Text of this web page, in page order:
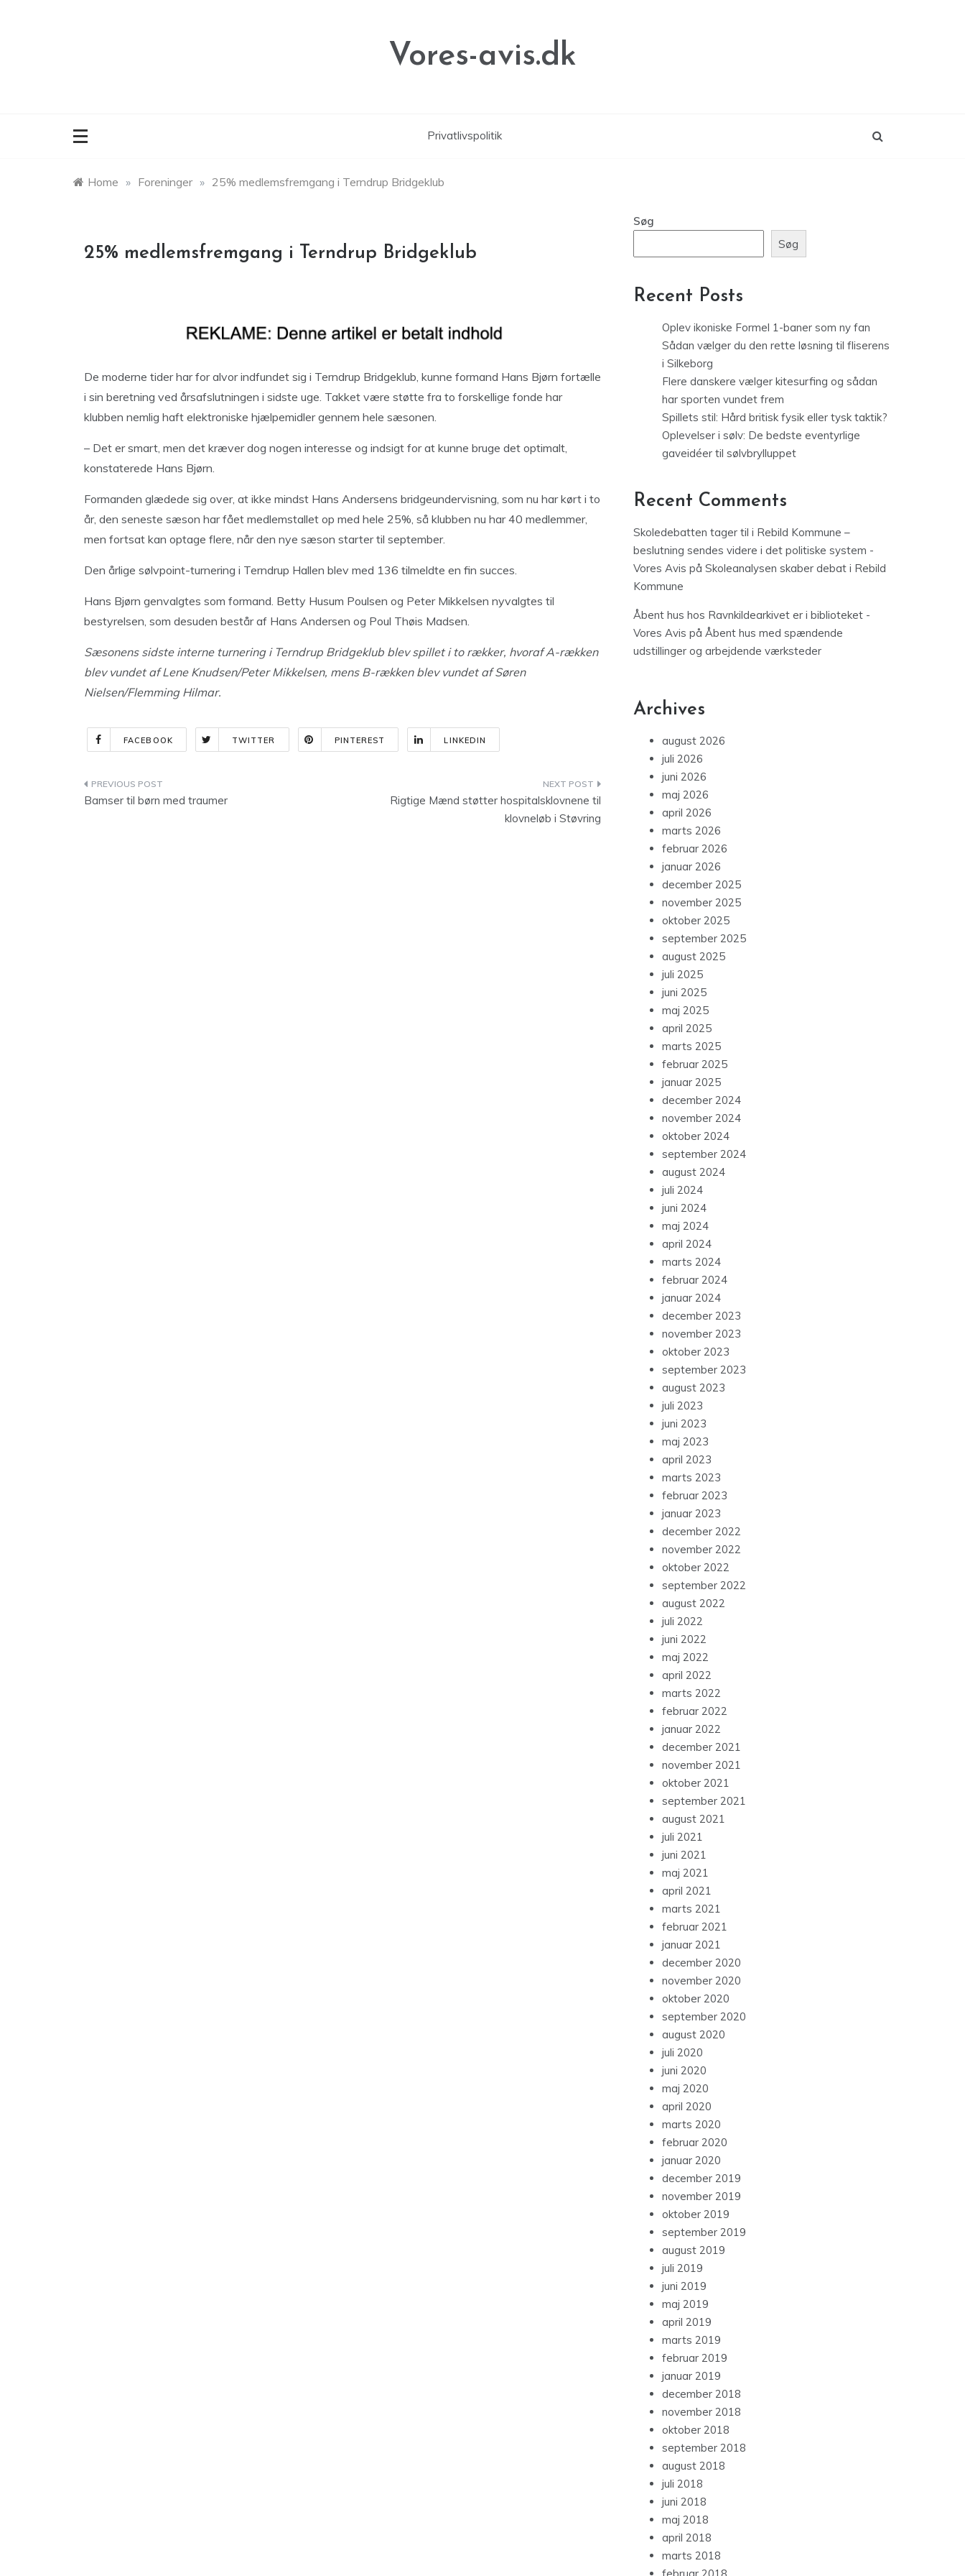
Vores-avis.dk
Privatlivspolitik
Home » Foreninger » 25% medlemsfremgang i Terndrup Bridgeklub
25% medlemsfremgang i Terndrup Bridgeklub
De moderne tider har for alvor indfundet sig i Terndrup Bridgeklub, kunne formand Hans Bjørn fortælle
i sin beretning ved årsafslutningen i sidste uge. Takket være støtte fra to forskellige fonde har
klubben nemlig haft elektroniske hjælpemidler gennem hele sæsonen.
– Det er smart, men det kræver dog nogen interesse og indsigt for at kunne bruge det optimalt,
konstaterede Hans Bjørn.
Formanden glædede sig over, at ikke mindst Hans Andersens bridgeundervisning, som nu har kørt i to
år, den seneste sæson har fået medlemstallet op med hele 25%, så klubben nu har 40 medlemmer,
men fortsat kan optage flere, når den nye sæson starter til september.
Den årlige sølvpoint-turnering i Terndrup Hallen blev med 136 tilmeldte en fin succes.
Hans Bjørn genvalgtes som formand. Betty Husum Poulsen og Peter Mikkelsen nyvalgtes til
bestyrelsen, som desuden består af Hans Andersen og Poul Thøis Madsen.
Sæsonens sidste interne turnering i Terndrup Bridgeklub blev spillet i to rækker, hvoraf A-rækken
blev vundet af Lene Knudsen/Peter Mikkelsen, mens B-rækken blev vundet af Søren
Nielsen/Flemming Hilmar.
FACEBOOK TWITTER PINTEREST LINKEDIN
Indlægsnavigation
Bamser til børn med traumer
Rigtige Mænd støtter hospitalsklovnene til
klovneløb i Støvring
Søg
Søg
Recent Posts
Oplev ikoniske Formel 1-baner som ny fan
Sådan vælger du den rette løsning til fliserens
i Silkeborg
Flere danskere vælger kitesurfing og sådan
har sporten vundet frem
Spillets stil: Hård britisk fysik eller tysk taktik?
Oplevelser i sølv: De bedste eventyrlige
gaveidéer til sølvbrylluppet
Recent Comments
Skoledebatten tager til i Rebild Kommune –
beslutning sendes videre i det politiske system -
Vores Avis på Skoleanalysen skaber debat i Rebild
Kommune
Åbent hus hos Ravnkildearkivet er i biblioteket -
Vores Avis på Åbent hus med spændende
udstillinger og arbejdende værksteder
Archives
august 2026
juli 2026
juni 2026
maj 2026
april 2026
marts 2026
februar 2026
januar 2026
december 2025
november 2025
oktober 2025
september 2025
august 2025
juli 2025
juni 2025
maj 2025
april 2025
marts 2025
februar 2025
januar 2025
december 2024
november 2024
oktober 2024
september 2024
august 2024
juli 2024
juni 2024
maj 2024
april 2024
marts 2024
februar 2024
januar 2024
december 2023
november 2023
oktober 2023
september 2023
august 2023
juli 2023
juni 2023
maj 2023
april 2023
marts 2023
februar 2023
januar 2023
december 2022
november 2022
oktober 2022
september 2022
august 2022
juli 2022
juni 2022
maj 2022
april 2022
marts 2022
februar 2022
januar 2022
december 2021
november 2021
oktober 2021
september 2021
august 2021
juli 2021
juni 2021
maj 2021
april 2021
marts 2021
februar 2021
januar 2021
december 2020
november 2020
oktober 2020
september 2020
august 2020
juli 2020
juni 2020
maj 2020
april 2020
marts 2020
februar 2020
januar 2020
december 2019
november 2019
oktober 2019
september 2019
august 2019
juli 2019
juni 2019
maj 2019
april 2019
marts 2019
februar 2019
januar 2019
december 2018
november 2018
oktober 2018
september 2018
august 2018
juli 2018
juni 2018
maj 2018
april 2018
marts 2018